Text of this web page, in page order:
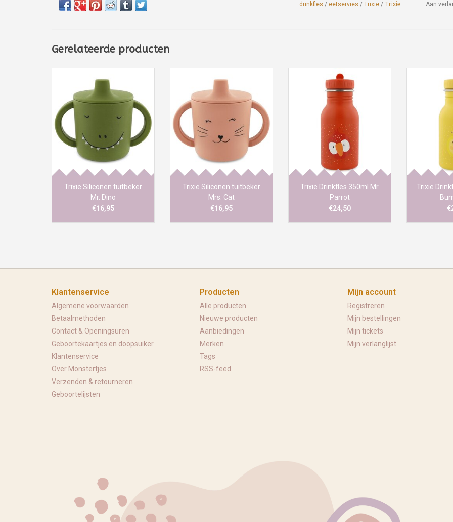
drinkfles / eetservies / Trixie / Trixie Aan
Gerelateerde producten
Schattige siliconen tuitbeker
van Trixie. Door de grote
handvatten kunnen kinderen
zonder te morsen oefenen op
het vasthouden en het
kantelen van een beker.
Trixie Siliconen tuitbeker
Mr. Dino
€16,95
Schattige siliconen tuitbeker
van Trixie. Door de grote
handvatten kunnen kinderen
zonder te morsen oefenen op
het vasthouden en het
kantelen van een beker.
Trixie Siliconen tuitbeker
Mrs. Cat
€16,95
De speelse drinkflessen van
Trixie zijn een must have
wanneer je de deur uit gaat
met kinderen. De fles is
gemaakt uit roestvrij staal en
vormt zo het perfecte,
duurzame alternatief voor
Trixie Drinkfles 350ml Mr.
Parrot
€24,50
De speelse
wanneer je
met
gemaakt uit
vormt
duurzame
Trixie
Klantenservice
Algemene voorwaarden
Betaalmethoden
Contact & Openingsuren
Geboortekaartjes en doopsuiker
Klantenservice
Over Monstertjes
Verzenden & retourneren
Geboortelijsten
Producten
Alle producten
Nieuwe producten
Aanbiedingen
Merken
Tags
RSS-feed
Mijn account
Registreren
Mijn bestellingen
Mijn tickets
Mijn verlanglijst